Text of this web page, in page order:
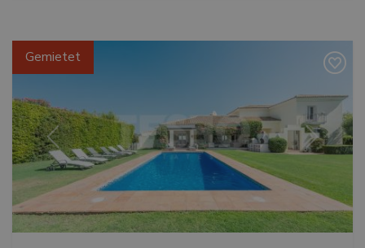
Vorherige Weiter
Gemietet